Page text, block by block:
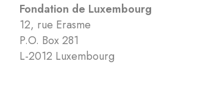
Fondation de Luxembourg
12, rue Erasme
P.O. Box 281
L-2012 Luxembourg